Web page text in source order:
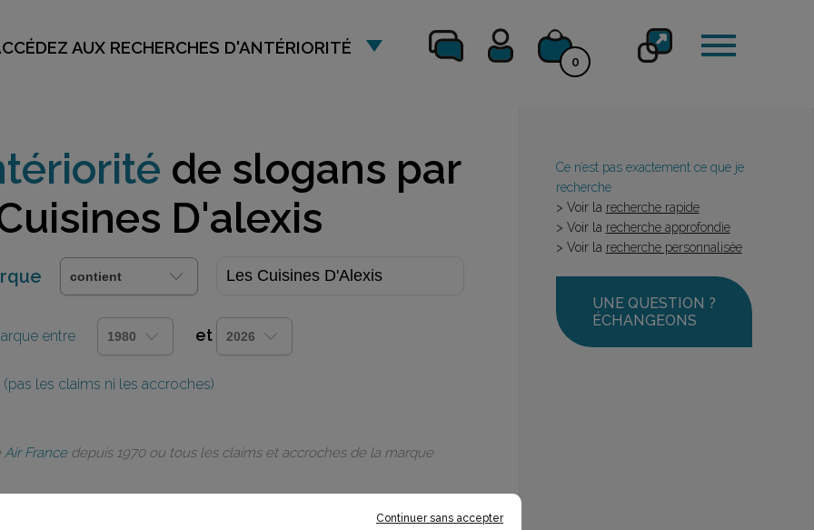
AUX RECHERCHES D'ANTÉRIORITÉ
0
de slogans par
D'alexis
entre et
les claims ni les accroches)
Air Francedepuis 1970 ou tous les claims et accroches de la marque
Ce n’est pas exactement ce que je
recherche
> Voir la recherche rapide
> Voir la recherche approfondie
> Voir la recherche personnalisée
UNE QUESTION ?
ÉCHANGEONS
Continuer sans accepter